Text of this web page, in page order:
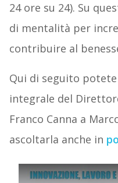
24 ore su 24). Su
di mentalità per
contribuire al
Qui di seguito
integrale del
Franco Canna a
ascoltarla anche in